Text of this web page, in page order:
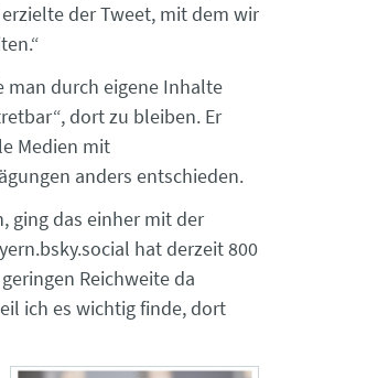
der Tweet, mit dem wir
man durch eigene Inhalte
dort zu bleiben. Er
Medien mit
anders entschieden.
ging das einher mit der
hat derzeit 800
Reichweite da
ich es wichtig finde, dort